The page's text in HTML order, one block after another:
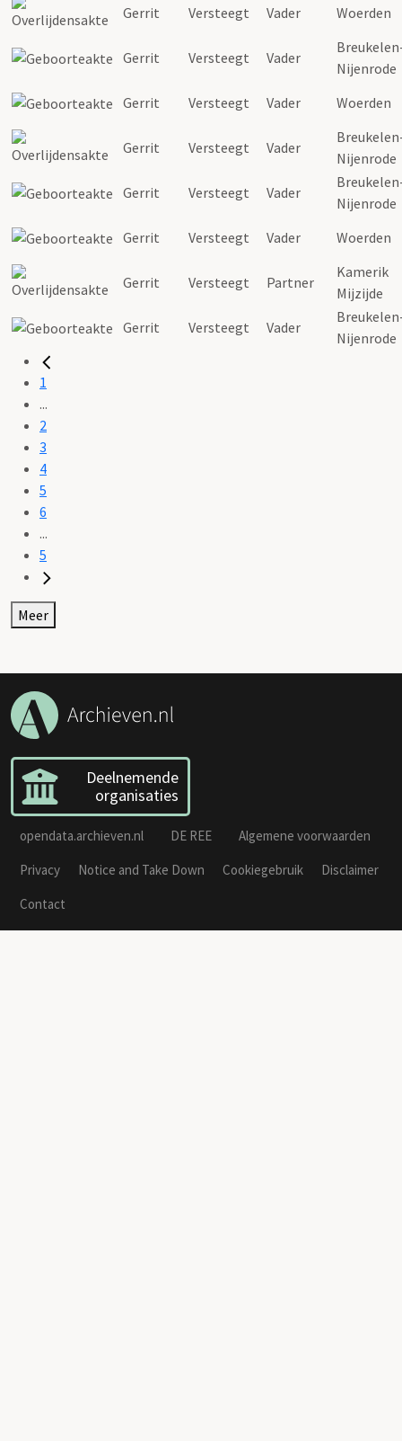
Gerrit Versteegt Vader Woerden
Gerrit Versteegt Vader
Nijenrode
Gerrit
Versteegt Vader Woerden
Gerrit Versteegt Vader
Nijenrode
Gerrit
Versteegt Vader
Nijenrode
Gerrit
Versteegt Vader Woerden
Gerrit Versteegt Partner
Kamerik
Mijzijde
Gerrit
Versteegt Vader
Nijenrode
1
...
2
3
4
5
6
...
5
Meer
Deelnemende
organisaties
opendata.archieven.nl DE REE
Algemene voorwaarden
Privacy
Notice and Take Down Cookiegebruik
Disclaimer
Contact